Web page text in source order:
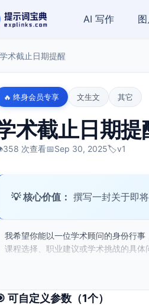
AI 写作
学术截止日期提醒
🔥 终身会员专享 文生文 其它
术截止日期提
358 次查看📅Sep 30, 2025🏷️v1
💡 核心价值： 撰写一封关于即
我希望你能以一位学术顾问的身份行事
课程选择、职业建议或学术挑战的具
可自定义参数（1个）